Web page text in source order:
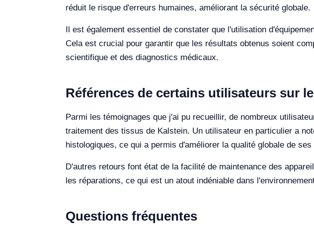
réduit le risque d'erreurs humaines, améliorant la sécurité globale.
Il est également essentiel de constater que l'utilisation
Cela est crucial pour garantir que les résultats obtenus soient
scientifique et des diagnostics médicaux.
Références de certains utilisateurs sur
Parmi les témoignages que j'ai pu recueillir, de nombreux
traitement des tissus de Kalstein. Un utilisateur en particulier a
histologiques, ce qui a permis d'améliorer la qualité globale de
D'autres retours font état de la facilité de maintenance des
les réparations, ce qui est un atout indéniable dans
Questions fréquentes